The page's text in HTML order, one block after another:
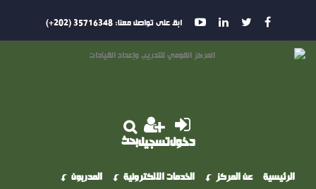
ابق على تواصل معنا:35716348 (202+)
دخولتسجيلبحث
الرئيسية عن المركز الخدمات الالكترونية المدربون